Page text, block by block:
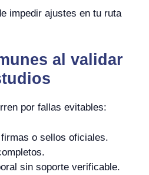
impedir ajustes en tu ruta
al validar
por fallas evitables:
o sellos oficiales.
sin soporte verificable.